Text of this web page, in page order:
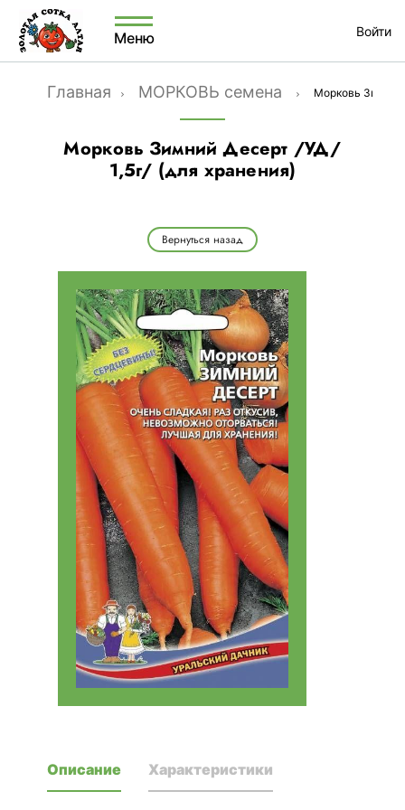
Меню Войти
Главная МОРКОВЬ семена Морковь Зимний
Морковь Зимний Десерт /УД/
1,5г/ (для хранения)
Вернуться назад
Описание Характеристики